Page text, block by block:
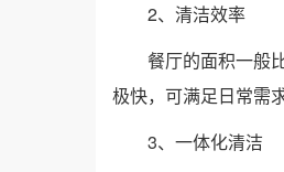
2、清洁效率
餐厅的面积一般
极快，可满足日常需求
3、一体化清洁